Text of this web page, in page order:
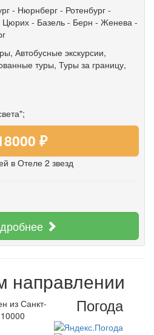
- Нюрнберг - Ротенбург -
Цюрих- Базель- Берн - Женева-
, Автобусные экскурсии,
туры, Туры за границу,
₽
в Отеле 2 звезд
направлении
Погода
из Санкт-